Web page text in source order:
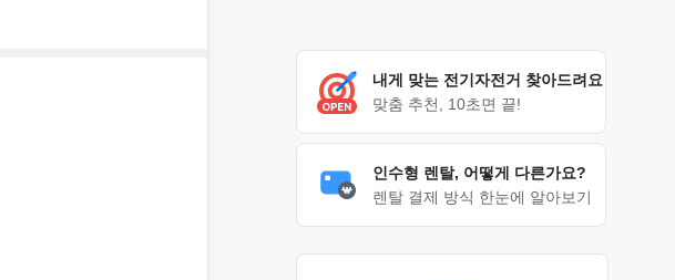
내게 맞는 전기자전거 찾아드려요
맞춤 추천, 10초면 끝!
인수형 렌탈, 어떻게 다른가요?
렌탈 결제 방식 한눈에 알아보기